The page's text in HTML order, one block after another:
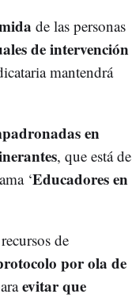
de las personas
de intervención
mantendrá
en
, que está de
‘Educadores en
de
por ola de
evitar que